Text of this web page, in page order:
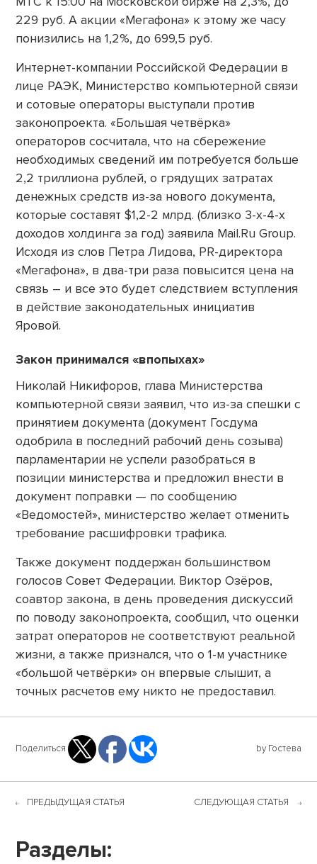
229 руб. А акции «Мегафона» к этому же часу
понизились на 1,2%, до 699,5 руб.
Интернет-компании Российской Федерации в
лице РАЭК, Министерство компьютерной связи
и сотовые операторы выступали против
законопроекта. «Большая четвёрка»
операторов сосчитала, что на сбережение
необходимых сведений им потребуется больше
2,2 триллиона рублей, о грядущих затратах
денежных средств из-за нового документа,
которые составят $1,2-2 млрд. (близко 3-х-4-х
доходов холдинга за год) заявила Mail.Ru Group.
Исходя из слов Петра Лидова, PR-директора
«Мегафона», в два-три раза повысится цена на
связь – и все это будет следствием вступления
в действие законодательных инициатив
Яровой.
Закон принимался «впопыхах»
Николай Никифоров, глава Министерства
компьютерной связи заявил, что из-за спешки с
принятием документа (документ Госдума
одобрила в последний рабочий день созыва)
парламентарии не успели разобраться в
позиции министерства и предложил внести в
документ поправки — по сообщению
«Ведомостей», министерство желает отменить
требование расшифровки трафика.
Также документ поддержан большинством
голосов Совет Федерации. Виктор Озёров,
соавтор закона, в день проведения дискуссий
по поводу законопроекта, сообщил, что оценки
затрат операторов не соответствуют реальной
жизни, а также признался, что о 1-м участнике
«большой четвёрки» он впервые слышит, а
точных расчетов ему никто не предоставил.
Поделиться by Гостева
ПРЕДЫДУЩАЯ СТАТЬЯ СЛЕДУЮЩАЯ СТАТЬЯ
Разделы: